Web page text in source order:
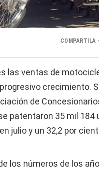
COMPARTILA
las ventas de
crecimiento.
de
patentaron 35 mil 184
julio y un 32,2 por
los números de los